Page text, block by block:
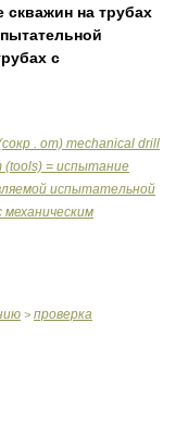
на трубах
с
. от) mechanical drill
(tools) = испытание
испытательной
> проверка